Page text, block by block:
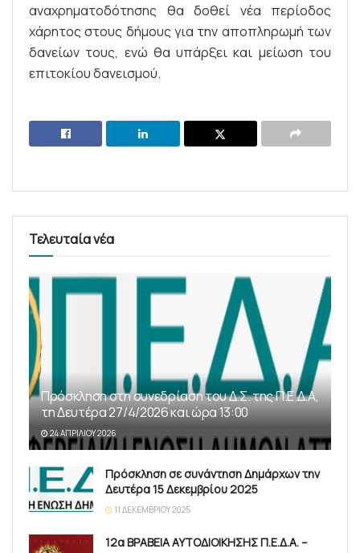
αναχρηματοδότησης θα δοθεί νέα περίοδος
χάρητος στους δήμους για την αποπληρωμή των
δανείων τους, ενώ θα υπάρξει και μείωση του
επιτοκίου δανεισμού.
Τελευταία νέα
Πρόσκληση στη συνεδρίαση του Δ.Σ. της Π.Ε.Δ.Α,
τη Δευτέρα 27/4/2026 και ώρα 13:00
24 ΑΠΡΙΛΊΟΥ 2026
Πρόσκληση σε συνάντηση Δημάρχων την
Δευτέρα 15 Δεκεμβρίου 2025
11 ΔΕΚΕΜΒΡΊΟΥ 2025
12α ΒΡΑΒΕΙΑ ΑΥΤΟΔΙΟΙΚΗΣΗΣ Π.Ε.Δ.Α. –